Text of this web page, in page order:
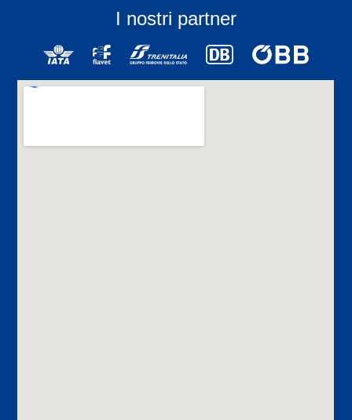
I nostri partner